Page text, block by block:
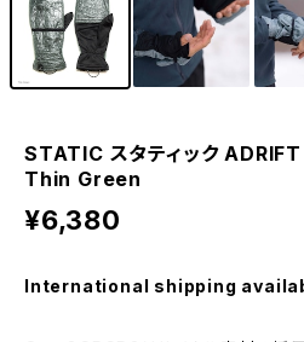
STATIC スタティック
Thin Green
¥6,380
International shipping